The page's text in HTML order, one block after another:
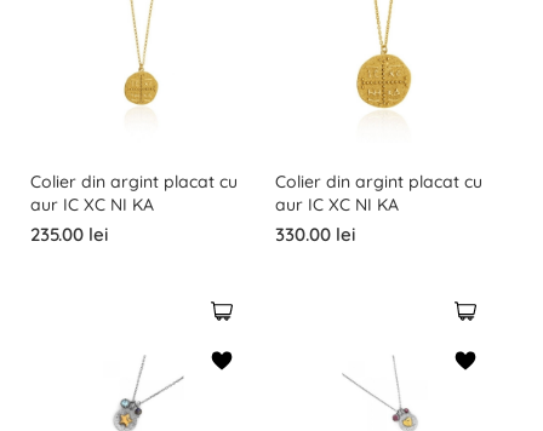
Colier din argint placat cu
aur IC XC NI KA
235.00 lei
Colier din argint placat cu
aur IC XC NI KA
330.00 lei